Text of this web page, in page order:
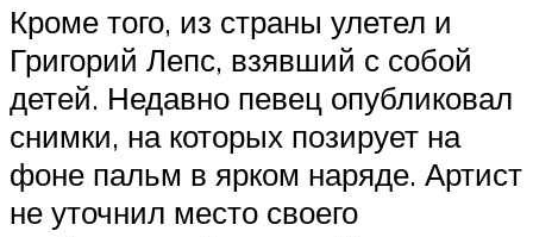
Кроме того, из страны улетел и
Григорий Лепс, взявший с собой
детей. Недавно певец опубликовал
снимки, на которых позирует на
фоне пальм в ярком наряде. Артист
не уточнил место своего